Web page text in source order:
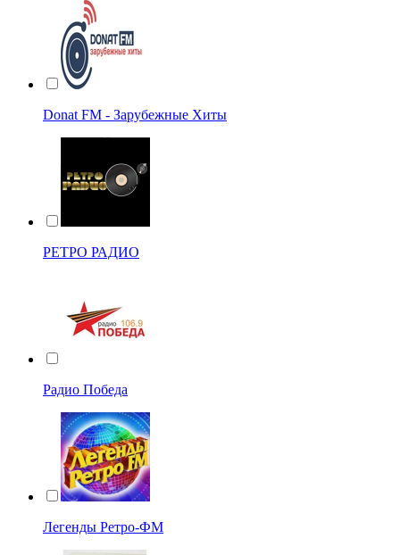
Donat FM - Зарубежные Хиты
РЕТРО РАДИО
Радио Победа
Легенды Ретро-ФМ